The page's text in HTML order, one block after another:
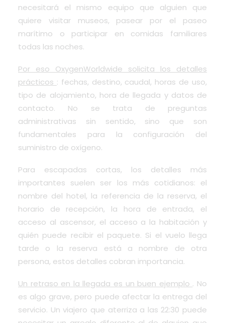
necesitará el mismo equipo que alguien que
quiere visitar museos, pasear por el paseo
marítimo o participar en comidas familiares
todas las noches.
Por eso OxygenWorldwide solicita los detalles
prácticos : fechas, destino, caudal, horas de uso,
tipo de alojamiento, hora de llegada y datos de
contacto. No se trata de preguntas
administrativas sin sentido, sino que son
fundamentales para la configuración del
suministro de oxígeno.
Para escapadas cortas, los detalles más
importantes suelen ser los más cotidianos: el
nombre del hotel, la referencia de la reserva, el
horario de recepción, la hora de entrada, el
acceso al ascensor, el acceso a la habitación y
quién puede recibir el paquete. Si el vuelo llega
tarde o la reserva está a nombre de otra
persona, estos detalles cobran importancia.
Un retraso en la llegada es un buen ejemplo . No
es algo grave, pero puede afectar la entrega del
servicio. Un viajero que aterriza a las 22:30 puede